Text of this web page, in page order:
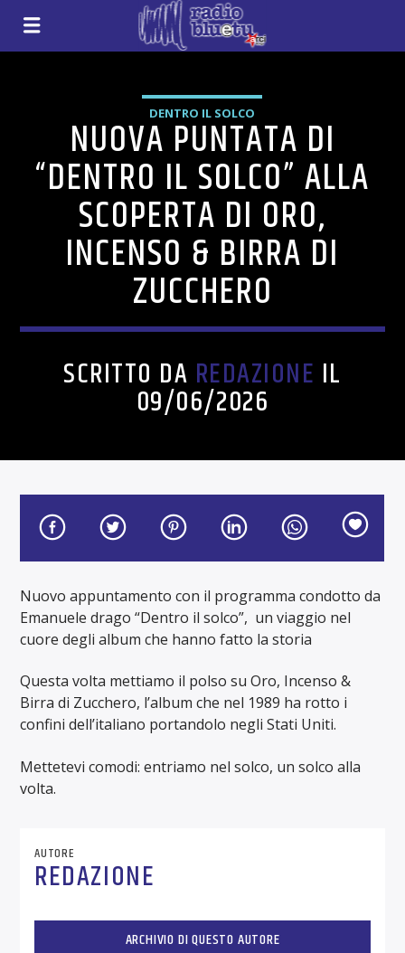
DENTRO IL SOLCO
NUOVA PUNTATA DI
“DENTRO IL SOLCO” ALLA
SCOPERTA DI ORO,
INCENSO & BIRRA DI
ZUCCHERO
SCRITTO DA REDAZIONE IL
09/06/2026
Nuovo appuntamento con il programma condotto da
Emanuele drago “Dentro il solco”, un viaggio nel
cuore degli album che hanno fatto la storia
Questa volta mettiamo il polso su Oro, Incenso &
Birra di Zucchero, l’album che nel 1989 ha rotto i
confini dell’italiano portandolo negli Stati Uniti.
Mettetevi comodi: entriamo nel solco, un solco alla
volta.
AUTORE
REDAZIONE
ARCHIVIO DI QUESTO AUTORE